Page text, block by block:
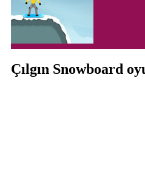
Çılgın Snowboard